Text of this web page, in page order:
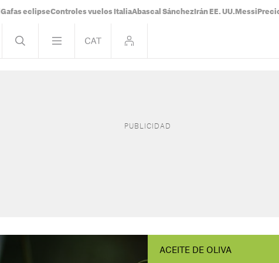
Gafas eclipseControles vuelos ItaliaAbascal Sánchez Irán EE. UU. Messi
ACEITE DE OLIVA